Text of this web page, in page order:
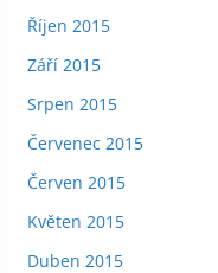
Říjen 2015
Září 2015
Srpen 2015
Červenec 2015
Červen 2015
Květen 2015
Duben 2015